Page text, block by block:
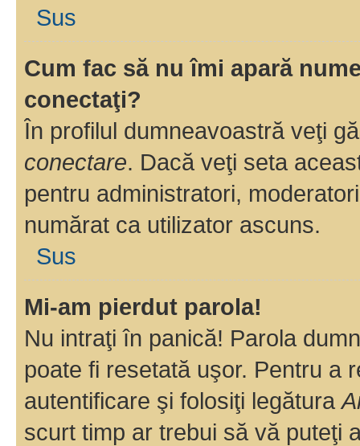
Sus
Cum fac să nu îmi apară
conectaţi?
În profilul dumneavoastră veţi
conectare. Dacă veţi seta
pentru administratori,
numărat ca utilizator ascuns.
Sus
Mi-am pierdut parola!
Nu intraţi în panică! Parola
poate fi resetată uşor. Pentru a
autentificare şi folosiţi legătura
scurt timp ar trebui să vă puteţi